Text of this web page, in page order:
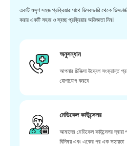
একটি মসৃণ সহজ প্রক্রিয়ার সাথে ডিসকভারি থেকে
করার একটি সহজ ও স্বচ্ছ প্রক্রিয়ার অভিজ্ঞতা নিন।
অনুসন্ধান
আপনার চিকিত্সা উদ্বেগ সংক্রান্ত
যোগাযোগ করবে
মেডিকেল কাউন্সেলর
আমাদের মেডিকেল কাউন্সেলর
বিনিময় এবং একের পর এক সহায়তা